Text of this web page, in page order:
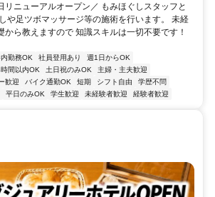
リニューアルオープン／ もみほぐしスタッフと
や足ツボマッサージ等の施術を行います。 未経
から教えますので 知識スキルは一切不要です！
勤務OK 社員登用あり
週1日からOK
間以内OK 土日祝のみOK
主婦・主夫歓迎
歓迎 バイク通勤OK 短期 シフト自由
学歴不問
平日のみOK 学生歓迎 未経験者歓迎 経験者歓迎